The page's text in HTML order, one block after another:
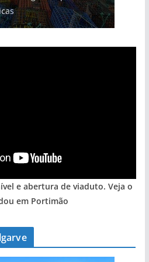
e abertura de viaduto. Veja o
em Portimão